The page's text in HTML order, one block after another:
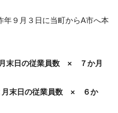
９月３日に当町からA市へ本
末日の従業員数 × ７か月
末日の従業員数 × ６か